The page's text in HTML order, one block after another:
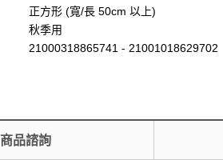
正方形 (寬/長 50cm 以上)
秋季用
21000318865741 - 21001018629702
商品諮詢